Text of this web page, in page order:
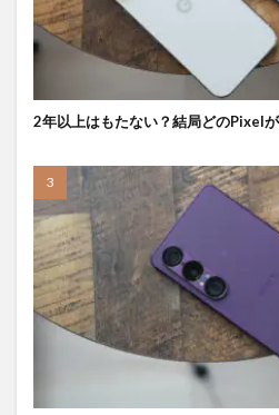
2年以上はもたない？結局どのPixel